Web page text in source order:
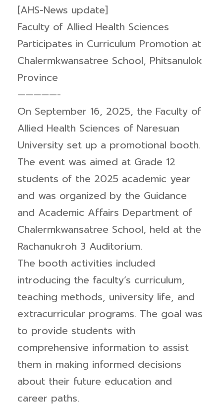
[AHS-News update]
Faculty of Allied Health Sciences
Participates in Curriculum Promotion at
Chalermkwansatree School, Phitsanulok
Province
—————-
On September 16, 2025, the Faculty of
Allied Health Sciences of Naresuan
University set up a promotional booth.
The event was aimed at Grade 12
students of the 2025 academic year
and was organized by the Guidance
and Academic Affairs Department of
Chalermkwansatree School, held at the
Rachanukroh 3 Auditorium.
The booth activities included
introducing the faculty’s curriculum,
teaching methods, university life, and
extracurricular programs. The goal was
to provide students with
comprehensive information to assist
them in making informed decisions
about their future education and
career paths.